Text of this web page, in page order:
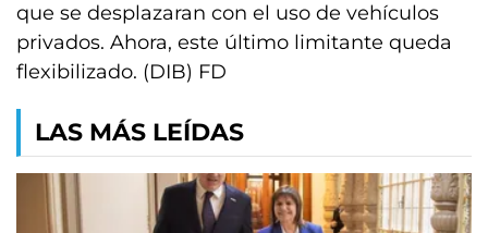
que se desplazaran con el uso de vehículos
privados. Ahora, este último limitante queda
flexibilizado. (DIB) FD
LAS MÁS LEÍDAS